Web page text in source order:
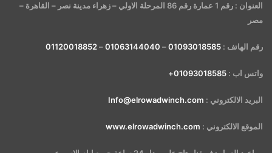
العنوان : رقم 1 عمارة رقم 86 المرحلة الاولي – زهراء مدينة نصر – القاهرة –
مصر
رقم الهاتف : 01093018585
–
01063144040
–
01120018852
واتس اب : 01093018585+
البريد الالكتروني : Info@elrowadwinch.com
الموقع الالكتروني : www.elrowadwinch.com